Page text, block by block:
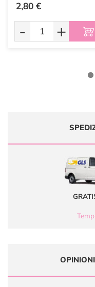
2,80 €
- +